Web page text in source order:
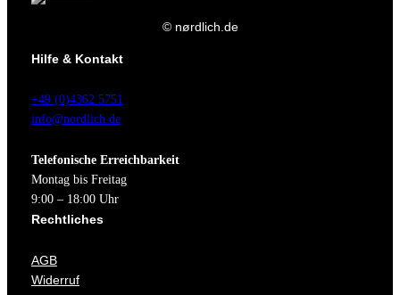
© nørdlich.de
Hilfe & Kontakt
+49 (0)4362 5751
info@nordlich.de
Telefonische Erreichbarkeit
Montag bis Freitag
9:00 – 18:00 Uhr
Rechtliches
AGB
Widerruf